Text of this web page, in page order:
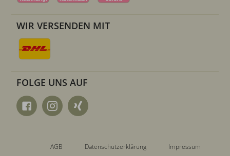
WIR VERSENDEN MIT
FOLGE UNS AUF
AGB Datenschutzerklärung Impressum